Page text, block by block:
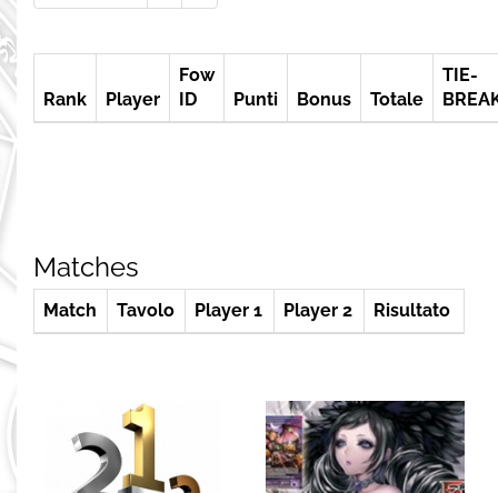
Rank Player
Fow
ID
Punti Bonus Totale
TIE-
Matches
Match Tavolo Player 1 Player 2 Risultato